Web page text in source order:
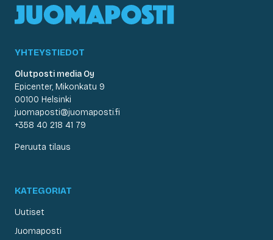
YHTEYSTIEDOT
Olutposti media Oy
Epicenter, Mikonkatu 9
00100 Helsinki
juomaposti@juomaposti.fi
+358 40 218 41 79
Peruuta tilaus
KATEGORIAT
Uutiset
Juomaposti